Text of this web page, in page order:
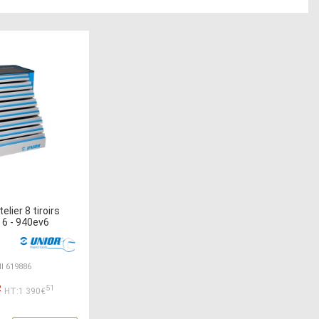
8 tiroirs
- 940ev6
619886
HT:1 390€51